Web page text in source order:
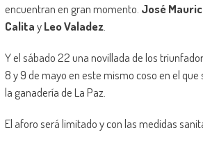
encuentran en gran momento. José
CalitayLeo Valadez.
Y el sábado 22 una novillada de los
8 y 9 de mayo en este mismo coso en el que
la ganadería de La Paz.
El aforo será limitado y con las medidas